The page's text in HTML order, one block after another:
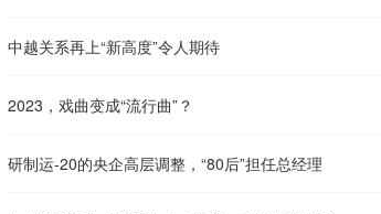
中越关系再上“新高度”令人期待
2023，戏曲变成“流行曲”？
研制运-20的央企高层调整，“80后”担任总经理